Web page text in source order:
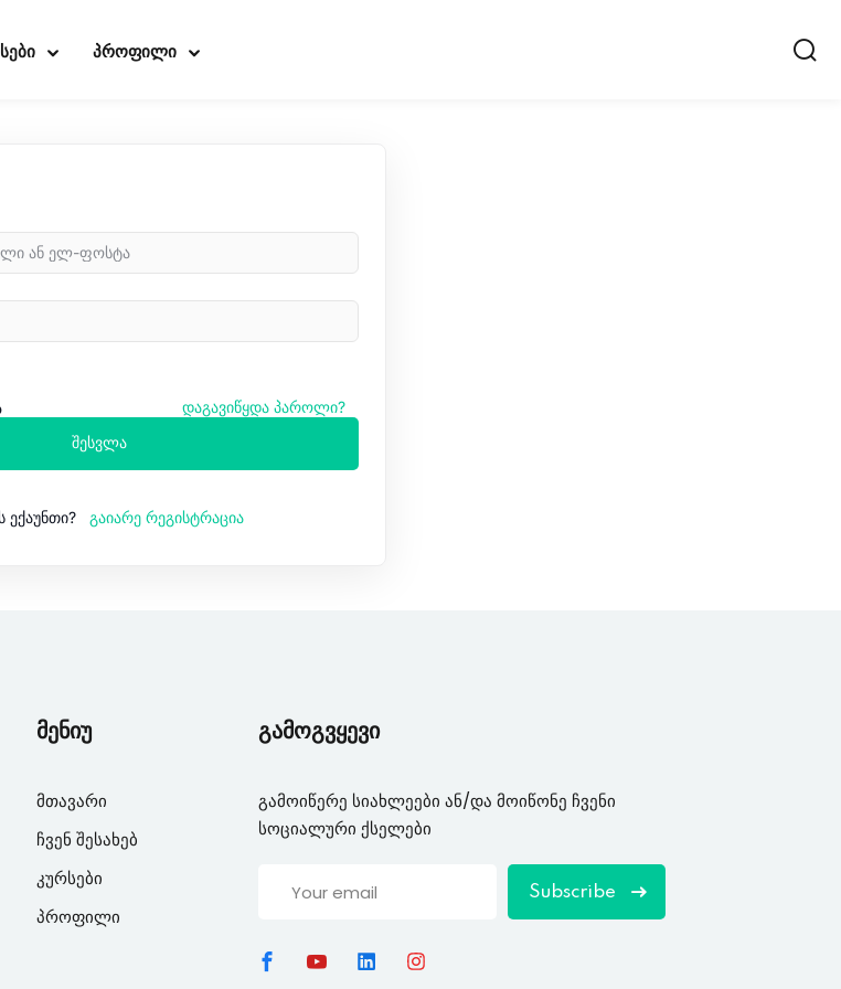
პროფილი
დაგავიწყდა პაროლი?
შესვლა
ექაუნთი? გაიარე რეგისტრაცია
მენიუ
მთავარი
ჩვენ შესახებ
კურსები
პროფილი
გამოგვყევი
გამოიწერე სიახლეები ან/და მოიწონე ჩვენი
სოციალური ქსელები
Subscribe
Sign in